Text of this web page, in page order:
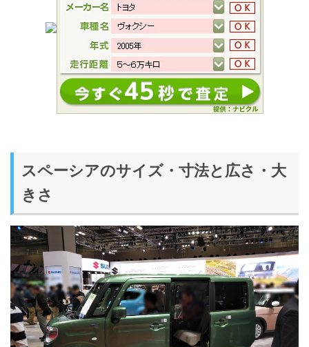
スペーシアのサイズ・寸法と広さ・大
きさ